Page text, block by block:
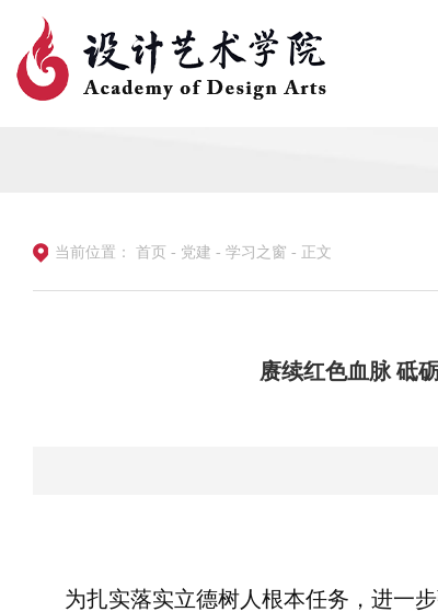
当前位置： 首页 - 党建 - 学习之窗 - 正文
赓续红色血脉 砥
为扎实落实立德树人根本任务，进一